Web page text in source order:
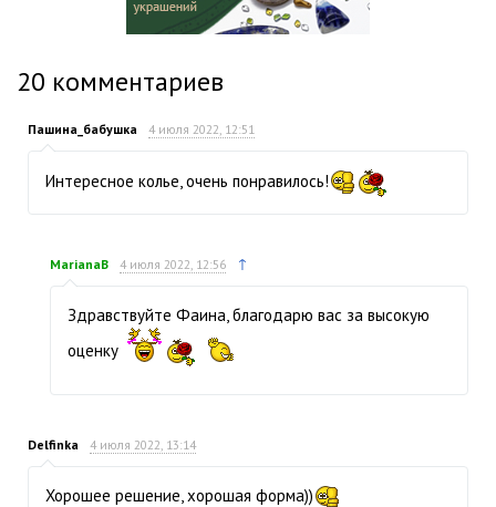
20 комментариев
Пашина_бабушка 4 июля 2022, 12:51
Интересное колье, очень понравилось!
MarianaB 4 июля 2022, 12:56 ↑
Здравствуйте Фаина, благодарю вас за высокую
оценку
Delfinka 4 июля 2022, 13:14
Хорошее решение, хорошая форма))